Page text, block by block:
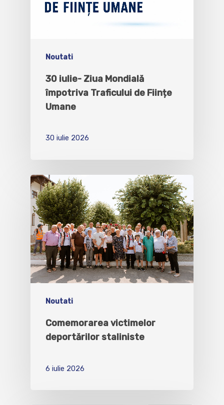
Noutati
30 iulie- Ziua Mondială
împotriva Traficului de Ființe
Umane
30 iulie 2026
Noutati
Comemorarea victimelor
deportărilor staliniste
6 iulie 2026